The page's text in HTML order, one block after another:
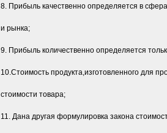
8. Прибыль качественно определяется в
и рынка;
9. Прибыль количественно определяется
10.Стоимость продукта,изготовленного для
стоимости товара;
11. Дана другая формулировка закона